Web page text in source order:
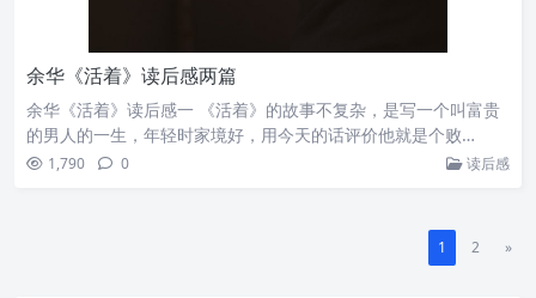
余华《活着》读后感两篇
余华《活着》读后感一 《活着》的故事不复杂，是写一个叫富贵
的男人的一生，年轻时家境好，用今天的话评价他就是个败…
1,790 0 读后感
1 2 »